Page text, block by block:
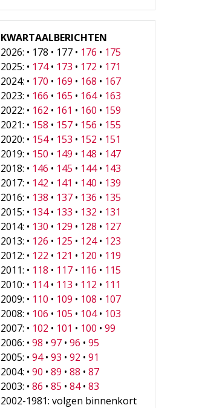
KWARTAALBERICHTEN
2026: • 178 • 177 • 176 • 175
2025: • 174• 173 • 172 • 171
2024: • 170 • 169 • 168 • 167
2023: • 166 • 165 • 164• 163
2022: • 162 • 161 • 160 • 159
2021: • 158 • 157 • 156 • 155
2020: • 154• 153 • 152 • 151
2019: • 150 • 149 • 148 • 147
2018: • 146 • 145 • 144• 143
2017: • 142 • 141 • 140 • 139
2016: • 138 • 137 • 136 • 135
2015: • 134• 133 • 132 • 131
2014: • 130 • 129 • 128 • 127
2013: • 126 • 125 • 124• 123
2012: • 122 • 121 • 120 • 119
2011: • 118 • 117 • 116 • 115
2010: • 114• 113 • 112 • 111
2009: • 110 • 109 • 108 • 107
2008: • 106 • 105 • 104• 103
2007: • 102 • 101 • 100 •99
2006: •98 •97 •96 •95
2005: •94•93 •92 •91
2004: •90 •89 •88 •87
2003: •86 •85 •84•83
2002-1981: volgen binnenkort